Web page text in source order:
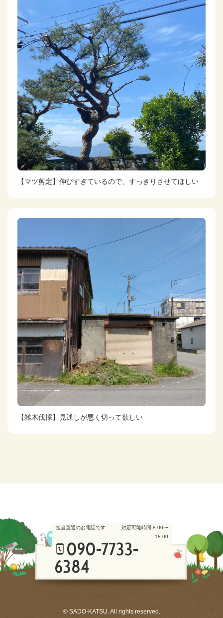
【マツ剪定】伸びすぎているので、すっきりさせてほしい
【雑木伐採】見通しが悪く切って欲しい
090-7733-
6384
担当直通のお電話です
対応可能時間 8:00〜
18:00
© SADO-KATSU. All rights reserved.